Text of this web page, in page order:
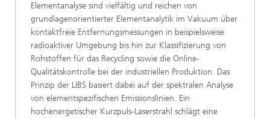
Elementanalyse sind vielfältig und reichen von
grundlagenorientierter Elementanalytik im Vakuum über
kontaktfreie Entfernungsmessungen in beispielsweise
radioaktiver Umgebung bis hin zur Klassifizierung von
Rohstoffen für das Recycling sowie die Online-
Qualitätskontrolle bei der industriellen Produktion. Das
Prinzip der LIBS basiert dabei auf der spektralen Analyse
von elementspezifischen Emissionslinien. Ein
hochenergetischer Kurzpuls-Laserstrahl schlägt eine